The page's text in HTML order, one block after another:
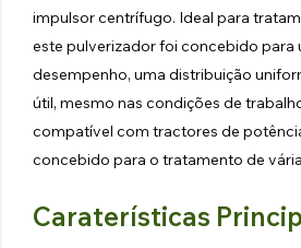
impulsor centrífugo. Ideal para
este pulverizador foi concebido para
desempenho, uma distribuição
útil, mesmo nas condições de
compatível com tractores de
concebido para o tratamento de
Caraterísticas